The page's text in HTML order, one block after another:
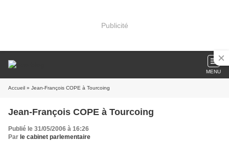
Publicité
MENU
Accueil » Jean-François COPE à Tourcoing
Jean-François COPE à Tourcoing
Publié le 31/05/2006 à 16:26
Par le cabinet parlementaire